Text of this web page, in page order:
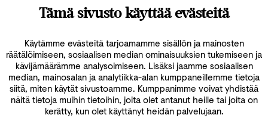
Tämä sivusto käyttää evästeitä
Käytämme evästeitä tarjoamamme sisällön ja mainosten
räätälöimiseen, sosiaalisen median ominaisuuksien tukemiseen ja
kävijämäärämme analysoimiseen. Lisäksi jaamme sosiaalisen
median, mainosalan ja analytiikka-alan kumppaneillemme tietoja
siitä, miten käytät sivustoamme. Kumppanimme voivat yhdistää
näitä tietoja muihin tietoihin, joita olet antanut heille tai joita on
kerätty, kun olet käyttänyt heidän palvelujaan.